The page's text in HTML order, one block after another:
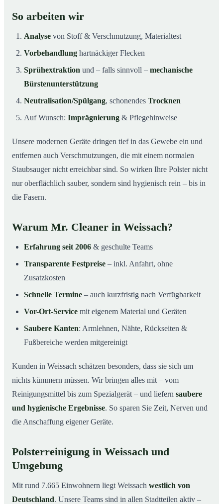
So arbeiten wir
Analyse von Stoff & Verschmutzung, Materialtest
Vorbehandlung hartnäckiger Flecken
Sprühextraktion und – falls sinnvoll – mechanische
Bürstenunterstützung
Neutralisation/Spülgang, schonendes Trocknen
Auf Wunsch: Imprägnierung & Pflegehinweise
Unsere modernen Geräte dringen tief in das Gewebe ein und
entfernen auch Verschmutzungen, die mit einem normalen
Staubsauger nicht erreichbar sind. So wirken Ihre Polster nicht
nur oberflächlich sauber, sondern sind hygienisch rein – bis in
die Fasern.
Warum Mr. Cleaner in Weissach?
Erfahrung seit 2006 & geschulte Teams
Transparente Festpreise – inkl. Anfahrt, ohne
Zusatzkosten
Schnelle Termine – auch kurzfristig nach Verfügbarkeit
Vor-Ort-Service mit eigenem Material und Geräten
Saubere Kanten: Armlehnen, Nähte, Rückseiten &
Fußbereiche werden mitgereinigt
Kunden in Weissach schätzen besonders, dass sie sich um
nichts kümmern müssen. Wir bringen alles mit – vom
Reinigungsmittel bis zum Spezialgerät – und liefern saubere
und hygienische Ergebnisse. So sparen Sie Zeit, Nerven und
die Anschaffung eigener Geräte.
Polsterreinigung in Weissach und
Umgebung
Mit rund 7.665 Einwohnern liegt Weissach westlich von
Deutschland. Unsere Teams sind in allen Stadtteilen aktiv –